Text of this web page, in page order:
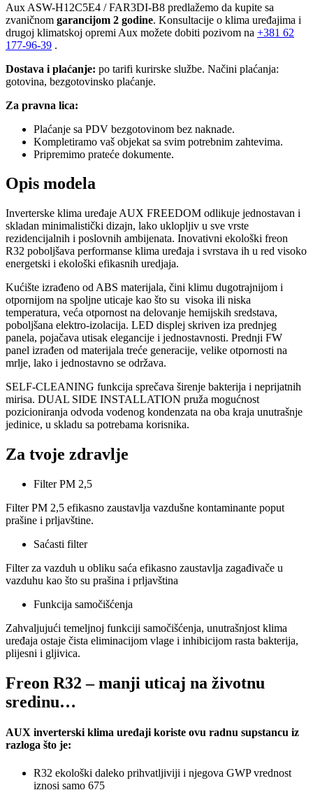
Aux ASW-H12C5E4 / FAR3DI-B8 predlažemo da kupite sa
zvaničnom garancijom 2 godine. Konsultacije o klima uređajima i
drugoj klimatskoj opremi Aux možete dobiti pozivom na +381 62
177-96-39 .
Dostava i plaćanje: po tarifi kurirske službe. Načini plaćanja:
gotovina, bezgotovinsko plaćanje.
Za pravna lica:
Plaćanje sa PDV bezgotovinom bez naknade.
Kompletiramo vaš objekat sa svim potrebnim zahtevima.
Pripremimo prateće dokumente.
Opis modela
Inverterske klima uređaje AUX FREEDOM odlikuje jednostavan i
skladan minimalistički dizajn, lako uklopljiv u sve vrste
rezidencijalnih i poslovnih ambijenata. Inovativni ekološki freon
R32 poboljšava performanse klima uređaja i svrstava ih u red visoko
energetski i ekološki efikasnih uredjaja.
Kućište izrađeno od ABS materijala, čini klimu dugotrajnijom i
otpornijom na spoljne uticaje kao što su visoka ili niska
temperatura, veća otpornost na delovanje hemijskih sredstava,
poboljšana elektro-izolacija. LED displej skriven iza prednjeg
panela, pojačava utisak elegancije i jednostavnosti. Prednji FW
panel izrađen od materijala treće generacije, velike otpornosti na
mrlje, lako i jednostavno se održava.
SELF-CLEANING funkcija sprečava širenje bakterija i neprijatnih
mirisa. DUAL SIDE INSTALLATION pruža mogućnost
pozicioniranja odvoda vodenog kondenzata na oba kraja unutrašnje
jedinice, u skladu sa potrebama korisnika.
Za tvoje zdravlje
Filter PM 2,5
Filter PM 2,5 efikasno zaustavlja vazdušne kontaminante poput
prašine i prljavštine.
Saćasti filter
Filter za vazduh u obliku saća efikasno zaustavlja zagađivače u
vazduhu kao što su prašina i prljavština
Funkcija samočišćenja
Zahvaljujući temeljnoj funkciji samočišćenja, unutrašnjost klima
uređaja ostaje čista eliminacijom vlage i inhibicijom rasta bakterija,
plijesni i gljivica.
Freon R32 – manji uticaj na životnu
sredinu…
AUX inverterski klima uređaji koriste ovu radnu supstancu iz
razloga što je:
R32 ekološki daleko prihvatljiviji i njegova GWP vrednost
iznosi samo 675